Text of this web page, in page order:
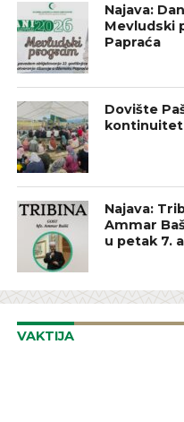
Najava:
Mevludski
Papraća
Dovište
kontinuitet
Najava:
Ammar
u petak 7.
VAKTIJA